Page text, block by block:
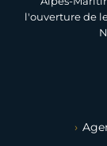
l'ouverture de